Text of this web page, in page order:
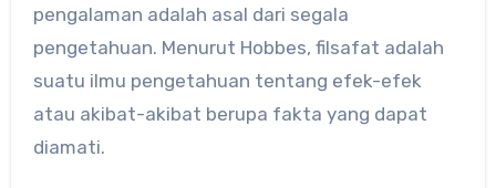
pengalaman adalah asal dari segala
pengetahuan. Menurut Hobbes, filsafat adalah
suatu ilmu pengetahuan tentang efek-efek
atau akibat-akibat berupa fakta yang dapat
diamati.